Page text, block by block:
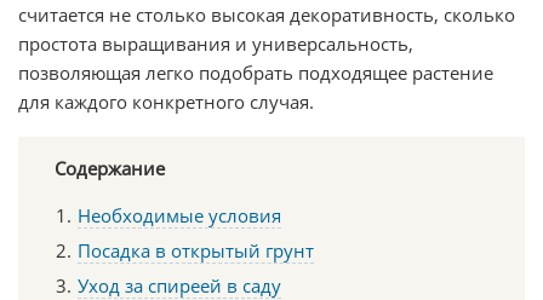
считается не столько высокая декоративность, сколько
простота выращивания и универсальность,
позволяющая легко подобрать подходящее растение
для каждого конкретного случая.
Содержание
Необходимые условия
Посадка в открытый грунт
Уход за спиреей в саду